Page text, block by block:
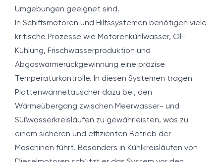
Umgebungen geeignet sind.
In Schiffsmotoren und Hilfssystemen benötigen viele
kritische Prozesse wie Motorenkühlwasser, Öl-
Kühlung, Frischwasserproduktion und
Abgaswärmerückgewinnung eine präzise
Temperaturkontrolle. In diesen Systemen tragen
Plattenwärmetauscher dazu bei, den
Wärmeübergang zwischen Meerwasser- und
Süßwasserkreisläufen zu gewährleisten, was zu
einem sicheren und effizienten Betrieb der
Maschinen führt. Besonders in Kühlkreisläufen von